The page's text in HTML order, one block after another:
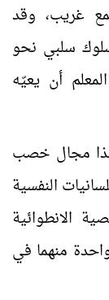
غريب، وقد
سلبي نحو
أن يعيّه
مجال خصب
النفسية
الانطوائية
منهما في